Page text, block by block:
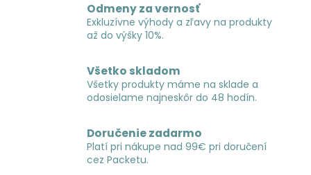
Odmeny za vernosť
Exkluzívne výhody a zľavy na produkty
až do výšky 10%.
Všetko skladom
Všetky produkty máme na sklade a
odosielame najneskôr do 48 hodín.
Doručenie zadarmo
Platí pri nákupe nad 99€ pri doručení
cez Packetu.